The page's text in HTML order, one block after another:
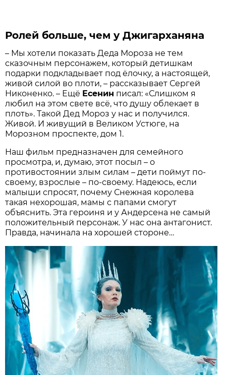
Ролей больше, чем у Джигарханяна
– Мы хотели показать Деда Мороза не тем
сказочным персонажем, который детишкам
подарки подкладывает под ёлочку, а настоящей,
живой силой во плоти, – рассказывает Сергей
Никоненко. – Ещё Есенин писал: «Слишком я
любил на этом свете всё, что душу облекает в
плоть». Такой Дед Мороз у нас и получился.
Живой. И живущий в Великом Устюге, на
Морозном проспекте, дом 1.
Наш фильм предназначен для семейного
просмотра, и, думаю, этот посыл – о
противостоянии злым силам – дети поймут по-
своему, взрослые – по-своему. Надеюсь, если
малыши спросят, почему Снежная королева
такая нехорошая, мамы с папами смогут
объяснить. Эта героиня и у Андерсена не самый
положительный персонаж. У нас она антагонист.
Правда, начинала на хорошей стороне…